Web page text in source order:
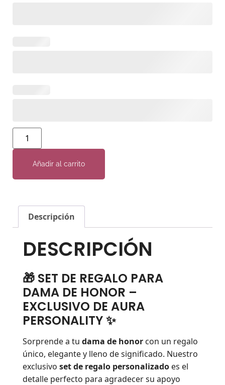
Añadir al carrito
Descripción
DESCRIPCIÓN
🎁 SET DE REGALO PARA
DAMA DE HONOR –
EXCLUSIVO DE AURA
PERSONALITY ✨
Sorprende a tu dama de honor con un regalo
único, elegante y lleno de significado. Nuestro
exclusivo set de regalo personalizado es el
detalle perfecto para agradecer su apoyo